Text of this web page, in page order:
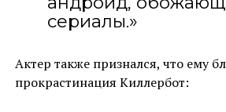
сериалы.»
Актер также признался, что ему
прокрастинация Киллербот: